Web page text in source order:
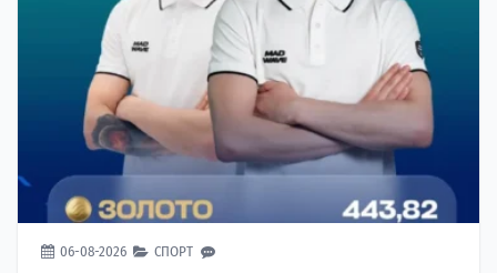
06-08-2026 СПОРТ